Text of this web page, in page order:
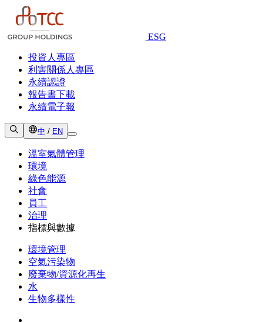
ESG
投資人專區
利害關係人專區
永續認證
報告書下載
永續電子報
中 / EN
溫室氣體管理
環境
綠色能源
社會
員工
治理
指標與數據
環境管理
空氣污染物
廢棄物/資源化再生
水
生物多樣性